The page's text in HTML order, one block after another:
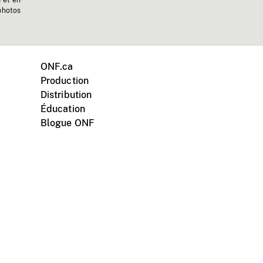
ONF.ca
Production
Distribution
Éducation
Blogue ONF